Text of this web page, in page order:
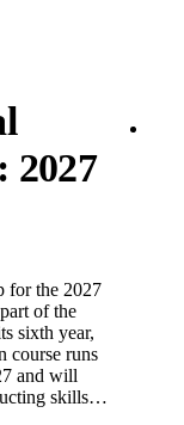
2027
for the 2027
of the
sixth year,
course runs
and will
skills…